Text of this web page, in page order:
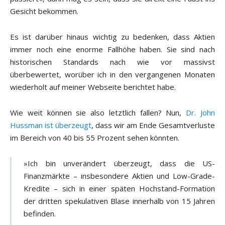
Gesicht bekommen.
Es ist darüber hinaus wichtig zu bedenken, dass Aktien
immer noch eine enorme Fallhöhe haben. Sie sind nach
historischen Standards nach wie vor massivst
überbewertet, worüber ich in den vergangenen Monaten
wiederholt auf meiner Webseite berichtet habe.
Wie weit können sie also letztlich fallen? Nun, Dr. John
Hussman ist überzeugt, dass wir am Ende Gesamtverluste
im Bereich von 40 bis 55 Prozent sehen könnten.
»Ich bin unverändert überzeugt, dass die US-
Finanzmärkte – insbesondere Aktien und Low-Grade-
Kredite – sich in einer späten Hochstand-Formation
der dritten spekulativen Blase innerhalb von 15 Jahren
befinden.